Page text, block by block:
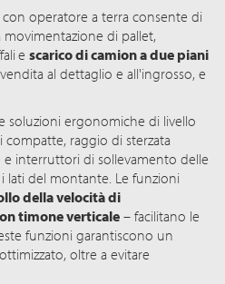
operatore a terra consente di
di pallet,
e scarico di camion a due piani
al dettaglio e all'ingrosso, e
soluzioni ergonomiche di livello
raggio di sterzata
interruttori di sollevamento delle
lati del montante. Le funzioni
della velocità di
timone verticale – facilitano le
funzioni garantiscono un
oltre a evitare